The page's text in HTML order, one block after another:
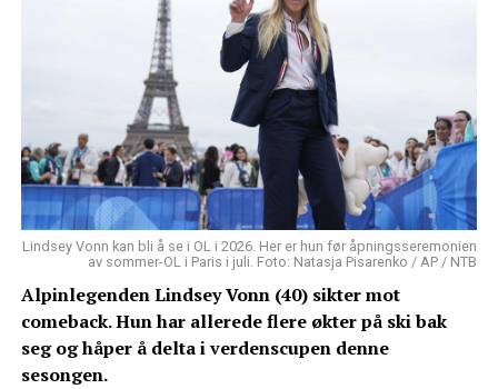
Lindsey Vonn kan bli å se i OL i 2026. Her er hun før åpningsseremonien
av sommer-OL i Paris i juli. Foto: Natasja Pisarenko / AP / NTB
Alpinlegenden Lindsey Vonn (40) sikter mot
comeback. Hun har allerede flere økter på ski bak
seg og håper å delta i verdenscupen denne
sesongen.